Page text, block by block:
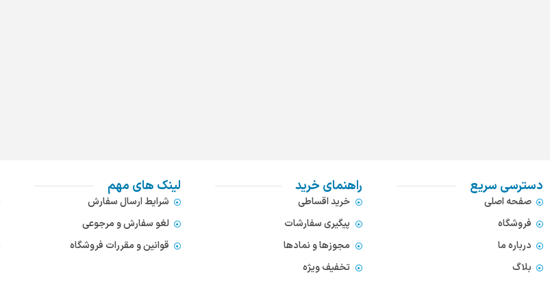
دسترسی سریع
صفحه اصلی
فروشگاه
درباره ما
بلاگ
راهنمای خرید
خرید اقساطی
پیگیری سفارشات
مجوزها و نمادها
تخفیف ویژه
لینک های مهم
شرایط ارسال سفارش
لغو سفارش و مرجوعی
قوانین و مقررات فروشگاه